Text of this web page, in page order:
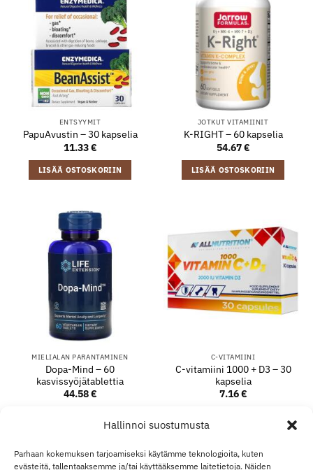
Hallinnoi suostumusta
Parhaan kokemuksen tarjoamiseksi käytämme teknologioita, kuten
evästeitä, tallentaaksemme ja/tai käyttääksemme laitetietoja. Näiden
ENTSYYMIT
PapuAvustin – 30 kapselia
11.33€
LISÄÄ OSTOSKORIIN
JOTKUT VITAMIINIT
K-RIGHT – 60 kapselia
54.67€
LISÄÄ OSTOSKORIIN
MIELIALAN PARANTAMINEN
Dopa-Mind – 60
kasvissyöjätablettia
44.58€
C-VITAMIINI
C-vitamiini 1000 + D3 – 30
kapselia
7.16€